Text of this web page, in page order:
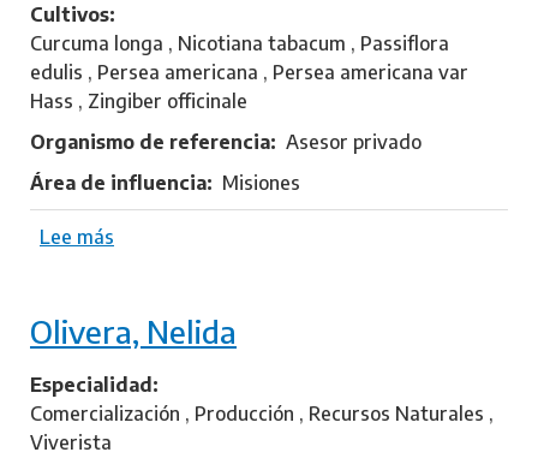
v
i
n
A
g
i
a
A
Cultivos
Curcuma longa , Nicotiana tabacum , Passiflora
edulis , Persea americana , Persea americana var
Hass , Zingiber officinale
Organismo de referencia
Asesor privado
Área de influencia
Misiones
Lee más
r
e
S
i
Olivera, Nelida
Especialidad
Comercialización , Producción , Recursos Naturales ,
Viverista